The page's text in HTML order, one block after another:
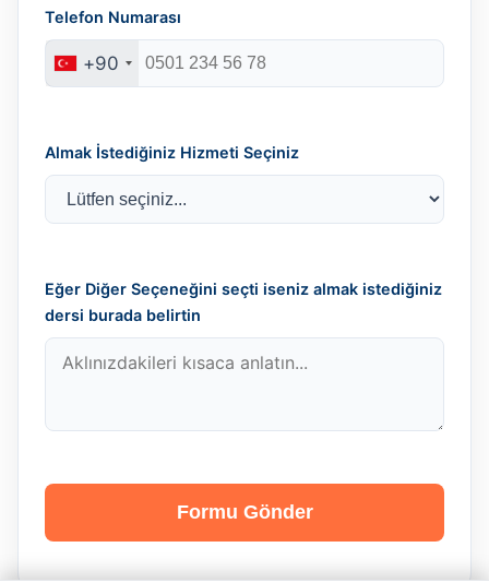
Telefon Numarası
+90
Almak İstediğiniz Hizmeti Seçiniz
Eğer Diğer Seçeneğini seçti iseniz almak istediğiniz
dersi burada belirtin
Formu Gönder